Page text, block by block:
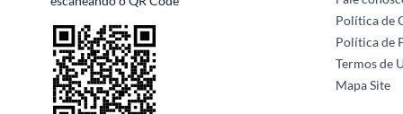
Política de
Política de
Termos de
Mapa Site